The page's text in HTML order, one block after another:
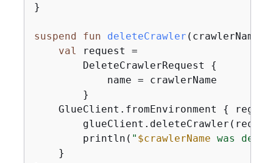
}
suspend fun deleteCrawler (crawlerName:
val
request =
        DeleteCrawlerRequest
{
            name = crawlerName
        }
    GlueClient.fromEnvironment
{
        println(
" $crawlerName was
    }